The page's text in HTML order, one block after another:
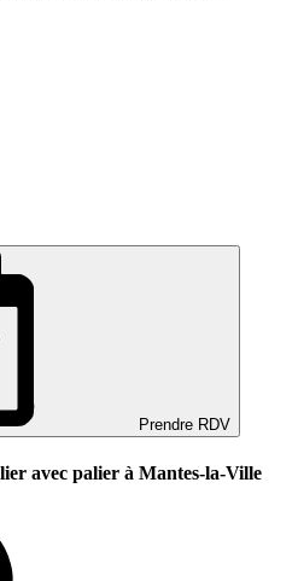
Prendre RDV
avec palier à Mantes-la-Ville